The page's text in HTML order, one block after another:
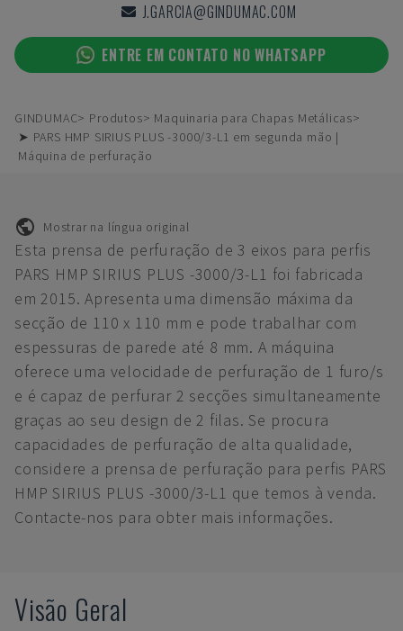
J.GARCIA@GINDUMAC.COM
ENTRE EM CONTATO NO WHATSAPP
GINDUMAC Produtos
Maquinaria para Chapas Metálicas
➤ PARS HMP SIRIUS PLUS -3000/3-L1 em segunda mão |
Máquina de perfuração
Mostrar na língua original
Esta prensa de perfuração de 3 eixos para perfis
PARS HMP SIRIUS PLUS -3000/3-L1 foi fabricada
em 2015. Apresenta uma dimensão máxima da
secção de 110 x 110 mm e pode trabalhar com
espessuras de parede até 8 mm. A máquina
oferece uma velocidade de perfuração de 1 furo/s
e é capaz de perfurar 2 secções simultaneamente
graças ao seu design de 2 filas. Se procura
capacidades de perfuração de alta qualidade,
considere a prensa de perfuração para perfis PARS
HMP SIRIUS PLUS -3000/3-L1 que temos à venda.
Contacte-nos para obter mais informações.
Visão Geral